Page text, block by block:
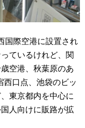
国際空港に設置され
ているけれど、関
空港、秋葉原のあ
西口点、池袋のビッ
東京都内を中心に
人向けに販路が拡